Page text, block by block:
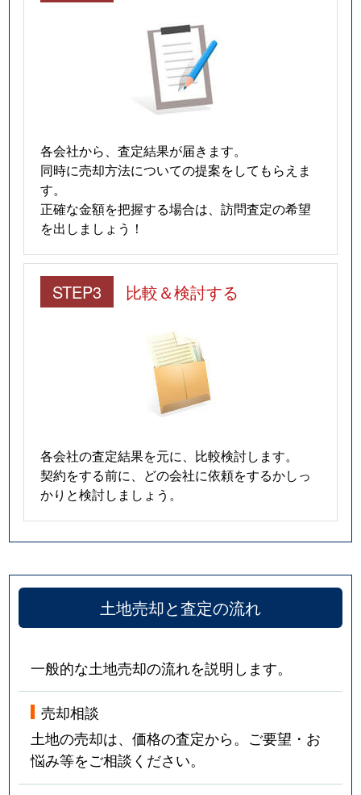
各会社から、査定結果が届きます。
同時に売却方法についての提案をしてもらえま
す。
正確な金額を把握する場合は、訪問査定の希望
を出しましょう！
STEP3 比較＆検討する
各会社の査定結果を元に、比較検討します。
契約をする前に、どの会社に依頼をするかしっ
かりと検討しましょう。
土地売却と査定の流れ
一般的な土地売却の流れを説明します。
売却相談
土地の売却は、価格の査定から。ご要望・お
悩み等をご相談ください。